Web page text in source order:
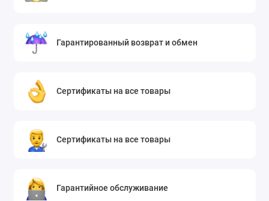
Гарантированный возврат и обмен
Сертификаты на все товары
Сертификаты на все товары
Гарантийное обслуживание